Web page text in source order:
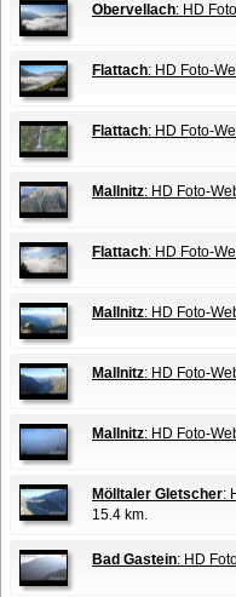
Obervellach: HD
Flattach: HD Foto-
Flattach: HD Foto-
Mallnitz: HD Foto-
Flattach: HD Foto-
Mallnitz: HD Foto-
Mallnitz: HD Foto-
Mallnitz: HD Foto-
Mölltaler Gletscher:
15.4 km.
Bad Gastein: HD